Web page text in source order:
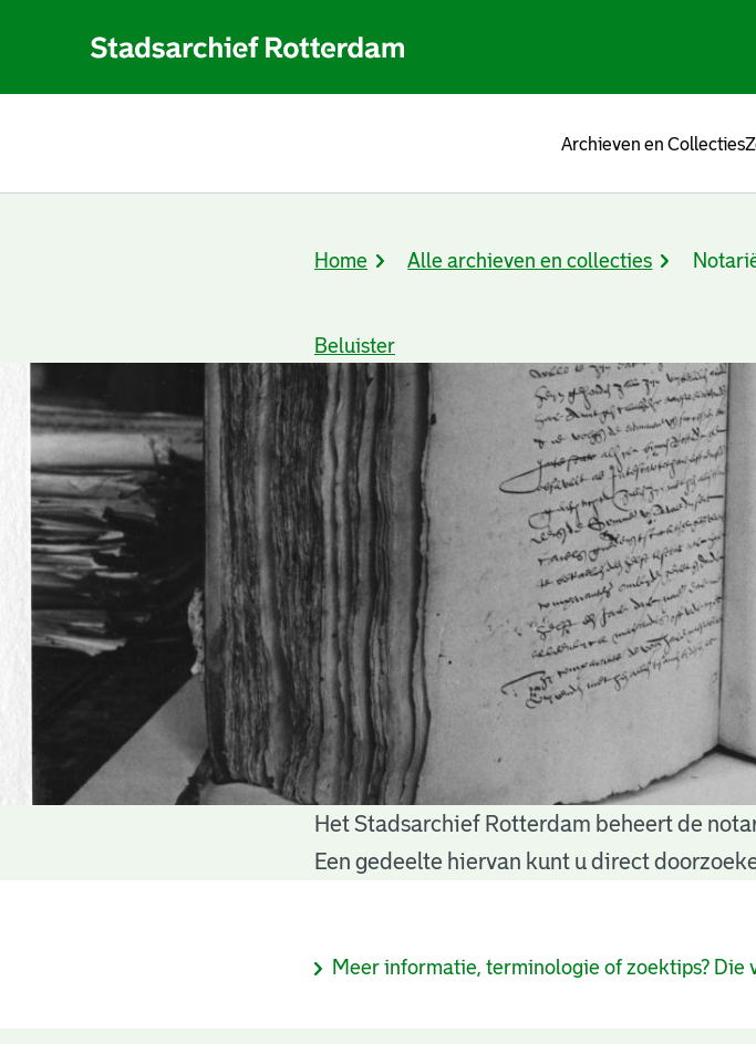
Archieven en Collecties
Kruimelpad
Home Alle archieven en collecties
Beluister
Het Stadsarchief Rotterdam beheert de
Een gedeelte hiervan kunt u direct
Informatiepagina's
Meer informatie, terminologie of zoektips? Die